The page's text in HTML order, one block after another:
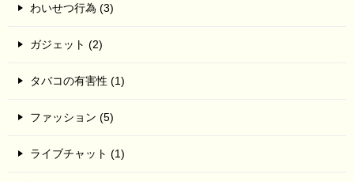
わいせつ行為 (3)
ガジェット (2)
タバコの有害性 (1)
ファッション (5)
ライブチャット (1)